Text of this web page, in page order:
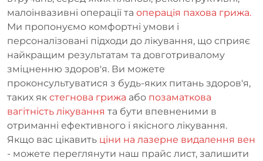
малоінвазивні операції та операція пахова грижа.
Ми пропонуємо комфортні умови і
персоналізовані підходи до лікування, що сприяє
найкращим результатам та довготривалому
зміцненню здоров'я. Ви можете
проконсультуватися з будь-яких питань здоров'я,
таких як стегнова грижа або позаматкова
вагітність лікування та бути впевненими в
отриманні ефективного і якісного лікування.
Якщо вас цікавить ціни на лазерне видалення вен
- можете переглянути наш прайс лист, залишити